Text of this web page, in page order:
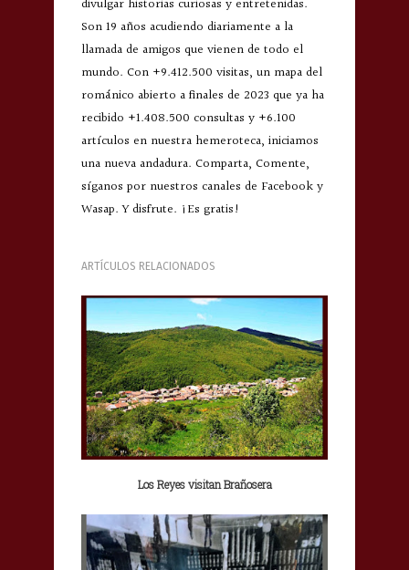
divulgar historias curiosas y entretenidas.
Son 19 años acudiendo diariamente a la
llamada de amigos que vienen de todo el
mundo. Con +9.412.500 visitas, un mapa del
románico abierto a finales de 2023 que ya ha
recibido +1.408.500 consultas y +6.100
artículos en nuestra hemeroteca, iniciamos
una nueva andadura. Comparta, Comente,
síganos por nuestros canales de Facebook y
Wasap. Y disfrute. ¡Es gratis!
ARTÍCULOS RELACIONADOS
Los Reyes visitan Brañosera